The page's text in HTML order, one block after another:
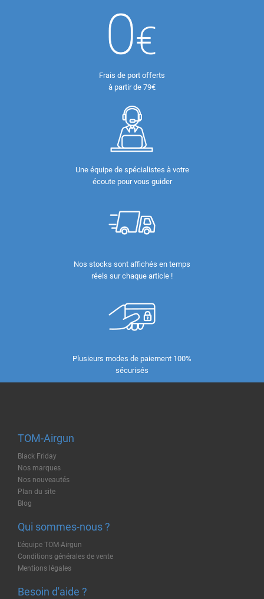
Frais de port offerts
à partir de 79€
Une équipe de spécialistes à votre
écoute pour vous guider
Nos stocks sont affichés en temps
réels sur chaque article !
Plusieurs modes de paiement 100%
sécurisés
TOM-Airgun
Black Friday
Nos marques
Nos nouveautés
Plan du site
Blog
Qui sommes-nous ?
L'équipe TOM-Airgun
Conditions générales de vente
Mentions légales
Besoin d'aide ?